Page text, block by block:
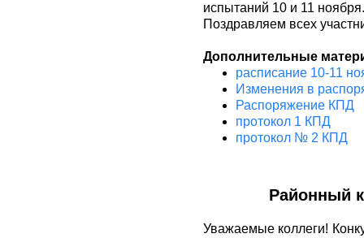
испытаний 10 и 11 ноября.
Поздравляем всех
Дополнительные
расписание 10-11
Изменения в
Распоряжение КПД
протокол 1 КПД
протокол № 2 КПД
Районный
Уважаемые коллеги!